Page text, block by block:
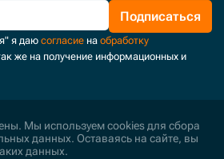
Подписаться
я даю согласие на обработку
же на получение информационных и
Мы используем cookies для сбора
данных. Оставаясь на сайте, вы
данных.